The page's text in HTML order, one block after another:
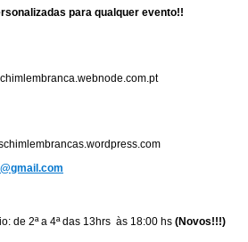
para qualquer evento!!
de 2ª a 4ª das 13hrs às 18:00 hs (Novos!!!)